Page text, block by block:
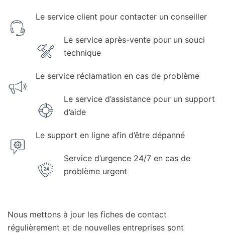
Le service client pour contacter un conseiller
Le service après-vente pour un souci
technique
Le service réclamation en cas de problème
Le service d’assistance pour un support
d’aide
Le support en ligne afin d’être dépanné
Service d’urgence 24/7 en cas de
problème urgent
Nous mettons à jour les fiches de contact
régulièrement et de nouvelles entreprises sont